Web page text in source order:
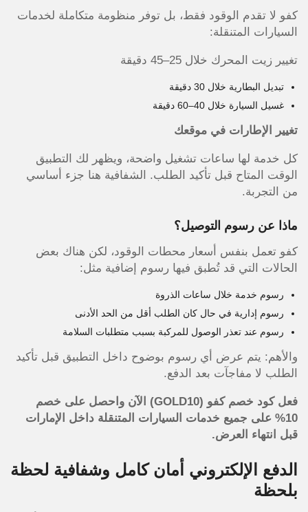
كفو لا تقدم الوقود فقط، بل توفر منظومة متكاملة لخدمات
السيارات المتنقلة:
تغيير زيت المحرك خلال 25–45 دقيقة
تبديل البطارية خلال 30 دقيقة
غسيل السيارة خلال 40–60 دقيقة
تغيير الإطارات في موقعك
كل خدمة لها ساعات تشغيل واضحة، ويظهر لك التطبيق
الوقت المتاح قبل تأكيد الطلب. الشفافية هنا جزء أساسي
من التجربة.
ماذا عن رسوم التوصيل؟
كفو تعمل بنفس أسعار محطات الوقود، لكن هناك بعض
الحالات التي قد تُطبق فيها رسوم إضافية مثل:
رسوم خدمة خلال ساعات الذروة
رسوم إدارية في حال كان الطلب أقل من الحد الأدنى
رسوم عند تعذر الوصول للمركبة بسبب متطلبات السلامة
والأهم: يتم عرض أي رسوم بوضوح داخل التطبيق قبل تأكيد
الطلب لا مفاجآت بعد الدفع.
فعل كود خصم كفو (GOLD10) الآن واحصل على خصم
10% على جميع خدمات السيارات المتنقلة داخل الإمارات
قبل انتهاء العرض.
الدفع الإلكتروني أمان كامل وشفافية لحظة
بلحظة